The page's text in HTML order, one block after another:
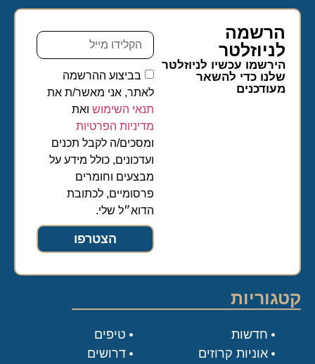
הרשמה
לניוזלטר​
הירשמו עכשיו לניוזלטר
שלנו כדי להשאר
מעודכנים
בביצוע ההרשמה
לאתר, אני מאשר/ת את
תנאי השימושואת
מדיניות הפרטיות
ומסכים/ה לקבל תכנים
ועדכונים, כולל מידע על
מבצעים וחומרים
פרסומיים, לכתובת
הדוא״ל שלי.
הצטרפו
קטגוריות
טיפים
דרושים
חדשות
אוניות קרוזים